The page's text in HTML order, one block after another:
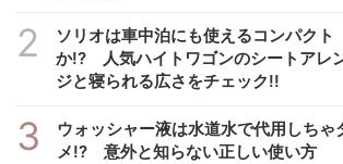
2
ソリオは車中泊にも使えるコンパクト
か!? 人気ハイトワゴンのシートアレ
ジと寝られる広さをチェック!!
3
ウォッシャー液は水道水で代用しちゃ
メ!? 意外と知らない正しい使い方